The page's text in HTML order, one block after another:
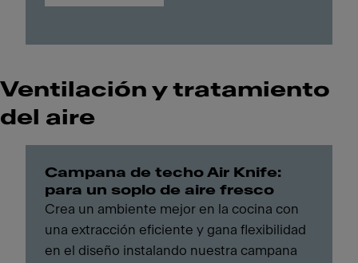
Ventilación y tratamiento
del aire
Campana de techo Air Knife:
para un soplo de aire fresco
Crea un ambiente mejor en la cocina con
una extracción eficiente y gana flexibilidad
en el diseño instalando nuestra campana